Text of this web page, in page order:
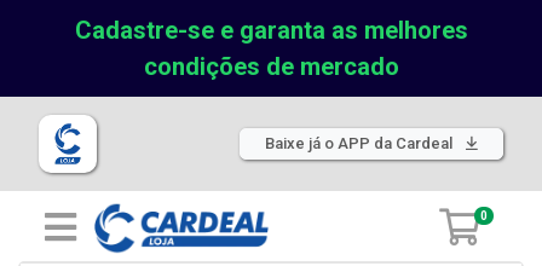
Cadastre-se e garanta as melhores
condições de mercado
Baixe já o APP da Cardeal
0